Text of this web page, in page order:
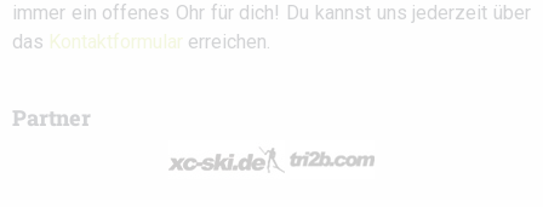
immer ein offenes Ohr für dich! Du kannst uns jederzeit über
das Kontaktformular erreichen.
Partner